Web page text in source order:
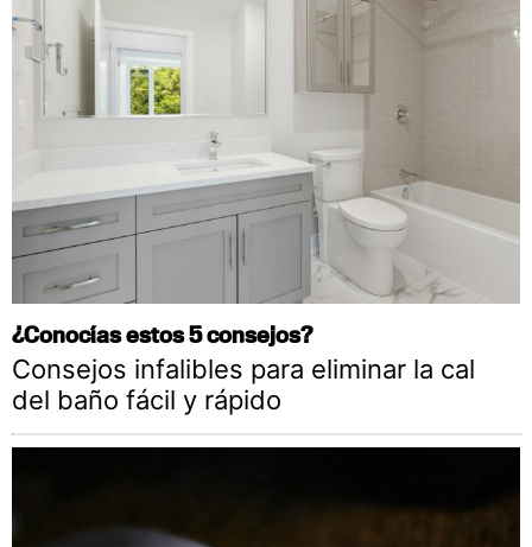
¿Conocías estos 5 consejos?
Consejos infalibles para eliminar la cal
del baño fácil y rápido